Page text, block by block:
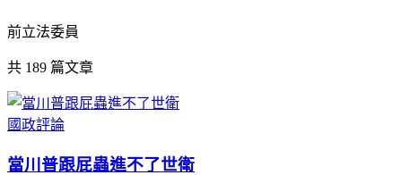
前立法委員
共 189 篇文章
國政評論
當川普跟屁蟲進不了世衛